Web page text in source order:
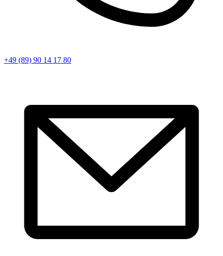
+49 (89) 90 14 17 80